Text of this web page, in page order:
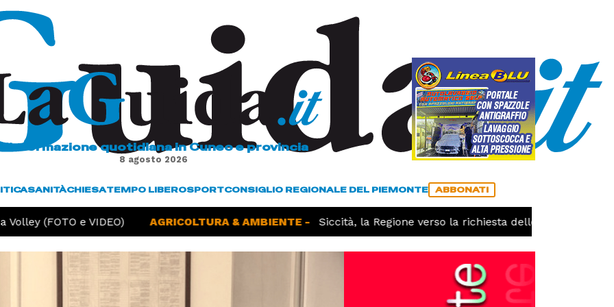
L'informazione quotidiana in Cuneo e provincia
8 agosto 2026
SANITÀCHIESATEMPO LIBEROSPORTCONSIGLIO REGIONALE DEL PIEMONTE ABBONATI
(FOTO e VIDEO) AGRICOLTURA & AMBIENTE - Siccità, la Regione verso la richiesta dello stato di